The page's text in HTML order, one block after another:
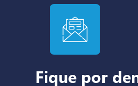
Fique por